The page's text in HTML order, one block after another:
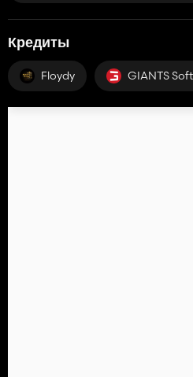
Кредиты
Floydy GIANTS